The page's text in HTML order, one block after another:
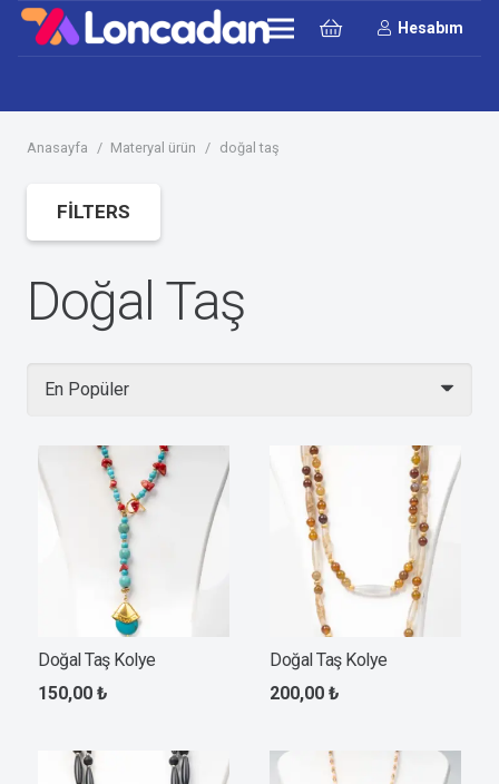
Hesabım
Anasayfa / Materyal ürün / doğal taş
Doğal Taş
Doğal Taş Kolye
150,00 ₺
Doğal Taş Kolye
200,00 ₺
FILTERS